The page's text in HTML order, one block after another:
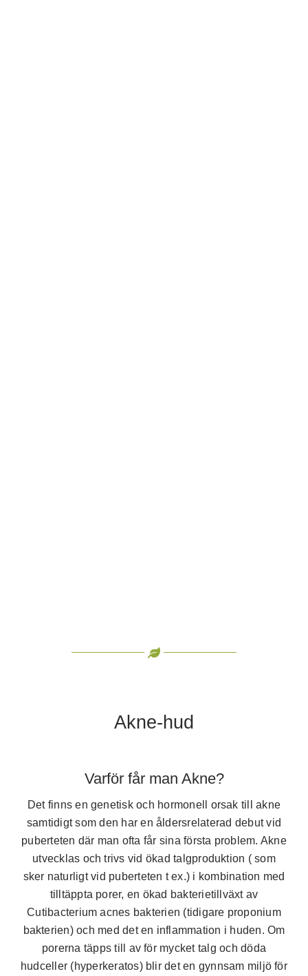
Akne-hud
Varför får man Akne?
Det finns en genetisk och hormonell orsak till akne
samtidigt som den har en åldersrelaterad debut vid
puberteten där man ofta får sina första problem. Akne
utvecklas och trivs vid ökad talgproduktion ( som
sker naturligt vid puberteten t ex.) i kombination med
tilltäppta porer, en ökad bakterietillväxt av
Cutibacterium acnes bakterien (tidigare proponium
bakterien) och med det en inflammation i huden. Om
porerna täpps till av för mycket talg och döda
hudceller (hyperkeratos) blir det en gynnsam miljö för